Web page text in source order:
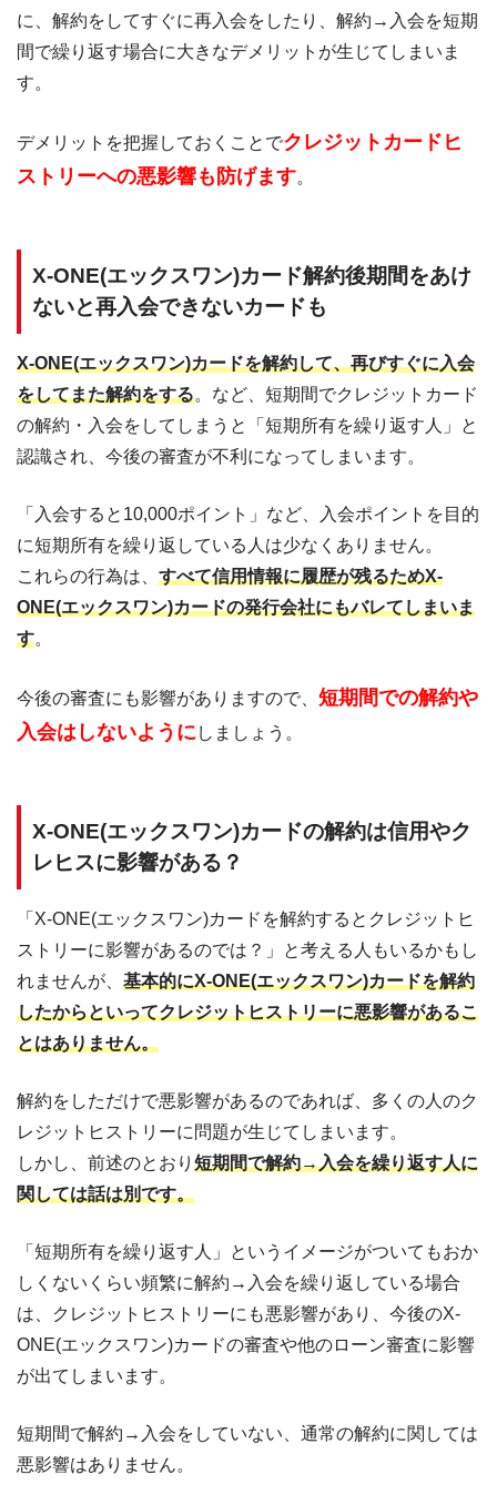
に、解約をしてすぐに再入会をしたり、解約→入会を短期
間で繰り返す場合に大きなデメリットが生じてしまいま
す。
デメリットを把握しておくことでクレジットカードヒ
ストリーへの悪影響も防げます。
X-ONE(エックスワン)カード解約後期間をあけ
ないと再入会できないカードも
X-ONE(エックスワン)カードを解約して、再びすぐに入会
をしてまた解約をする。など、短期間でクレジットカード
の解約・入会をしてしまうと「短期所有を繰り返す人」と
認識され、今後の審査が不利になってしまいます。
「入会すると10,000ポイント」など、入会ポイントを目的
に短期所有を繰り返している人は少なくありません。
これらの行為は、 すべて信用情報に履歴が残るためX-
ONE(エックスワン)カードの発行会社にもバレてしまいま
す。
今後の審査にも影響がありますので、 短期間での解約や
入会はしないように しましょう。
X-ONE(エックスワン)カードの解約は信用やク
レヒスに影響がある？
「X-ONE(エックスワン)カードを解約するとクレジットヒ
ストリーに影響があるのでは？」と考える人もいるかもし
れませんが、 基本的にX-ONE(エックスワン)カードを解約
したからといってクレジットヒストリーに悪影響があるこ
とはありません。
解約をしただけで悪影響があるのであれば、多くの人のク
レジットヒストリーに問題が生じてしまいます。
しかし、前述のとおり 短期間で解約→入会を繰り返す人に
関しては話は別です。
「短期所有を繰り返す人」というイメージがついてもおか
しくないくらい頻繁に解約→入会を繰り返している場合
は、クレジットヒストリーにも悪影響があり、今後のX-
ONE(エックスワン)カードの審査や他のローン審査に影響
が出てしまいます。
短期間で解約→入会をしていない、通常の解約に関しては
悪影響はありません。